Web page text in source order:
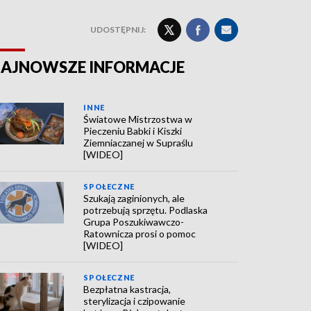
UDOSTĘPNIJ:
INFORMACJE
INNE
Światowe Mistrzostwa w
Pieczeniu Babki i Kiszki
Ziemniaczanej w Supraślu
[WIDEO]
SPOŁECZNE
Szukają zaginionych, ale
potrzebują sprzętu. Podlaska
Grupa Poszukiwawczo-
Ratownicza prosi o pomoc
[WIDEO]
SPOŁECZNE
Bezpłatna kastracja,
sterylizacja i czipowanie